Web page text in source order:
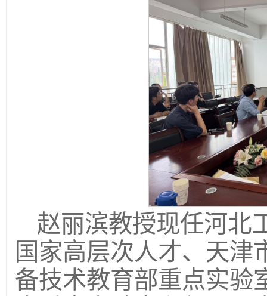
赵丽滨教授现任河北
国家高层次人才、天津
备技术教育部重点实验